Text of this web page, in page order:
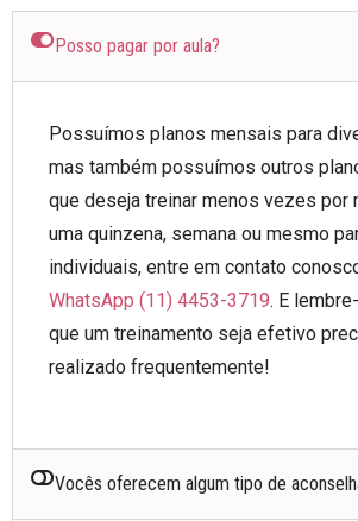
Posso pagar por aula?
Possuímos planos mensais para
mas também possuímos outros
que deseja treinar menos vezes por
uma quinzena, semana ou mesmo
individuais, entre em contato
WhatsApp (11) 4453-3719. E
que um treinamento seja efetivo
realizado frequentemente!
Vocês oferecem algum tipo de